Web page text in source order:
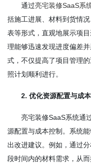
通过亮宅装修SaaS系
括施工进展、材料到货情
表等形式，直观地展示项
理能够迅速发现进度偏差
式，不仅提高了项目管理
照计划顺利进行。
2. 优化资源配置与成
亮宅装修SaaS系统通
源配置与成本控制。系统
出改进建议。例如，通过
段时间内的材料需求，从